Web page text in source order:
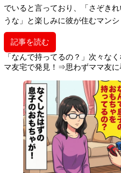
でいると言っており、「さぞき
うな」と楽しみに彼が住むマン
記事を読む
「なんで持ってるの？」次々な
マ友宅で発見！⇒思わずママ友に